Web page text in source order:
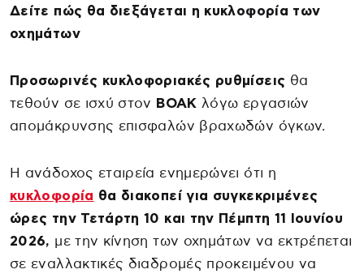
Δείτε πώς θα διεξάγεται η κυκλοφορία των
οχημάτων
Προσωρινές κυκλοφοριακές ρυθμίσεις θα
τεθούν σε ισχύ στον ΒΟΑΚ λόγω εργασιών
απομάκρυνσης επισφαλών βραχωδών όγκων.
Η ανάδοχος εταιρεία ενημερώνει ότι η
κυκλοφορία θα διακοπεί για συγκεκριμένες
ώρες την Τετάρτη 10 και την Πέμπτη 11 Ιουνίου
2026, με την κίνηση των οχημάτων να εκτρέπεται
σε εναλλακτικές διαδρομές προκειμένου να